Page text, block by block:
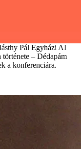
Pál Egyházi AI
– Dédapám
a konferenciára.